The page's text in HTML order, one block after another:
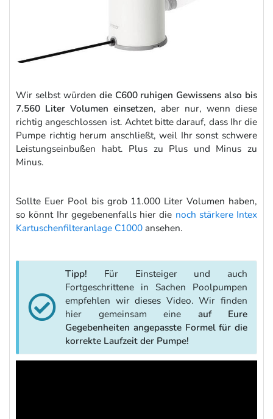
Wir selbst würden die C600 ruhigen Gewissens also bis
7.560 Liter Volumen einsetzen, aber nur, wenn diese
richtig angeschlossen ist. Achtet bitte darauf, dass Ihr die
Pumpe richtig herum anschließt, weil Ihr sonst schwere
Leistungseinbußen habt. Plus zu Plus und Minus zu
Minus.
Sollte Euer Pool bis grob 11.000 Liter Volumen haben,
so könnt Ihr gegebenenfalls hier die noch stärkere Intex
Kartuschenfilteranlage C1000ansehen.
Tipp! Für Einsteiger und auch
Fortgeschrittene in Sachen Poolpumpen
empfehlen wir dieses Video. Wir finden
hier gemeinsam eine auf Eure
Gegebenheiten angepasste Formel für die
korrekte Laufzeit der Pumpe!